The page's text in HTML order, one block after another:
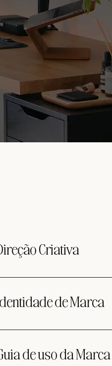
Criativa
juntos rumo ao
alvo e pensar em
de Marca
imagem vale mais que mil
e secundários e
de uso da Marca